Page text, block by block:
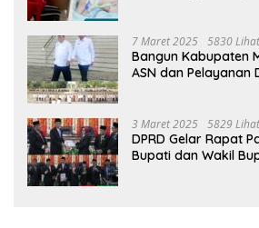
7 Maret 2025 5830 Lihat
Bangun Kabupaten
ASN dan Pelayanan
3 Maret 2025 5829 Lihat
DPRD Gelar Rapat
Bupati dan Wakil